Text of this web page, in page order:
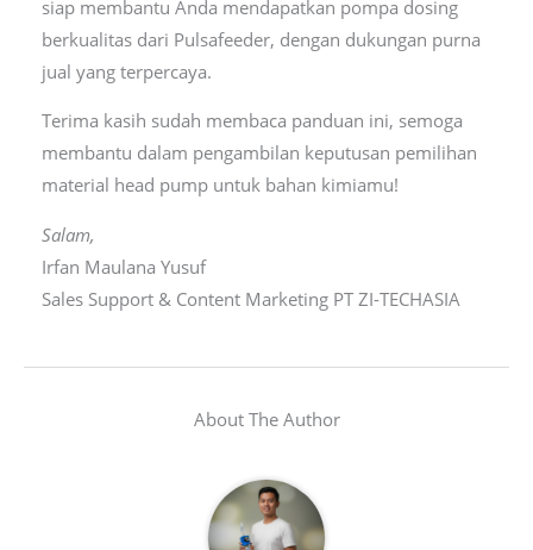
siap membantu Anda mendapatkan pompa dosing
berkualitas dari Pulsafeeder, dengan dukungan purna
jual yang terpercaya.
Terima kasih sudah membaca panduan ini, semoga
membantu dalam pengambilan keputusan pemilihan
material head pump untuk bahan kimiamu!
Salam,
Irfan Maulana Yusuf
Sales Support & Content Marketing PT ZI-TECHASIA
About The Author